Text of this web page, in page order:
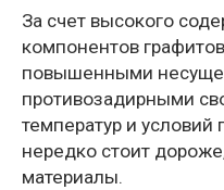
За счет высокого
компонентов
повышенными
противозадирными
температур и
нередко стоит
материалы.